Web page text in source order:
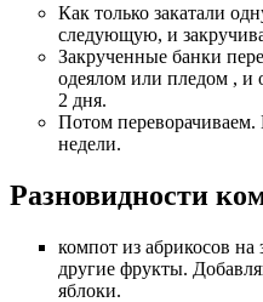
Как только закатали
следующую, и
Закрученные банки
одеялом или пледом , и
2 дня.
Потом
недели.
Разновидности
компот из абрикосов
другие фрукты.
яблоки.